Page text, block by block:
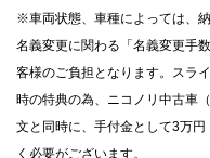
※車両状態、車種によっては、
名義変更に関わる「名義変更手
客様のご負担となります。スラ
時の特典の為、ニコノリ中古車
文と同時に、手付金として3万
く必要がございます。